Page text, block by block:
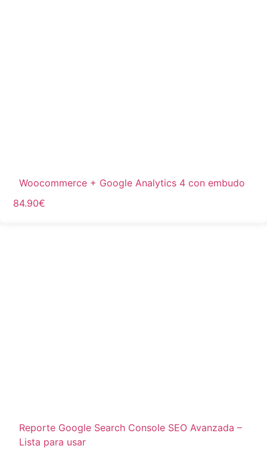
Woocommerce + Google Analytics 4 con embudo
84.90€
Reporte Google Search Console SEO Avanzada –
Lista para usar